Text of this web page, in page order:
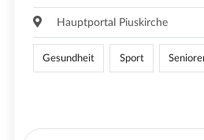
Hauptportal Piuskirche
Gesundheit Sport